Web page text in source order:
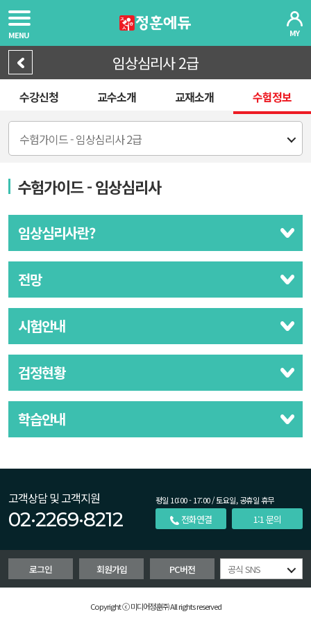
MENU MY
임상심리사 2급
수강신청 교수소개 교재소개 수험정보
수험가이드 - 임상심리사 2급
수험가이드 - 임상심리사
임상심리사란?
전망
시험안내
검정현황
학습안내
고객상담 및 고객지원
02·2269·8212
평일 10:00 - 17:00 / 토요일, 공휴일 휴무
전화연결 1:1 문의
로그인 회원가입 PC버전 공식 SNS
Copyright ⓒ 미디어정훈㈜ All rights reserved